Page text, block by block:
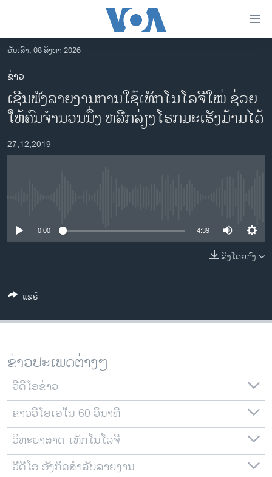
ເຂົ້າ
ຫາ
ຂ້າມ
ຂ້າມ
ຂ້າມ
ຫາ
ຊອກ
ອາເມຣິກາ
ການເລືອກຕັ້ງ ປະທານາທີບໍດີ ສະຫະລັດ 2024
ຂ່າວ​ຈີນ
ຊີວິດຊາວລາວ
ທຸລະກິດ
ພາສາອັງກິດ
ສຽງ
ລາຍການກະຈາຍສຽງ
ລາຍງານ
ຕິດຕາມພວກເຮົາ ທີ່
ພາສາຕ່າງໆ
ວັນເສົາ, 08 ສິງຫາ 2026
ຂ່າວ
ເຊີນ​ຟັງລາຍ​ງານການ​​ໃຊ້​ເທັກ​ໂນ​ໂລ​ຈີ​ໃໝ່ ຊ່ວຍ
ໃຫ້​ຄົນຈຳ​ນວນ​ນຶ່ງ ​ຫລີກ​ລ່ຽງ​ໂຣກ​ມະ​ເຮັງ​ມ້າມ​ໄດ້
27,12,2019
0:00 4:39
ລິງໂດຍກົງ
ແຊຣ໌
ຂ່າວປະເພດຕ່າງໆ
ວີດີໂອຂ່າວ
ຂ່າວວີໂອເອໃນ 60 ວິນາທີ
ວິທະຍາສາດ-ເທັກໂນໂລຈີ
ວີດີໂອ ອັງກິດສຳລັບລາຍງານ